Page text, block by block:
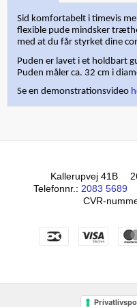
Sid komfortabelt i timevis
flexible pude mindsker
med at du får styrket dine
Puden er lavet i et holdbart
Puden måler ca. 32 cm i
Se en demonstrationsvideo
Kallerupvej 41B
Telefonnr. : 2083 5689
CVR-